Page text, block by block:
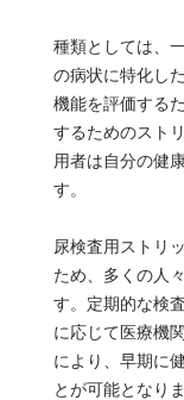
種類としては、
の病状に特化し
機能を評価する
するためのスト
用者は自分の健
す。
尿検査用ストリ
ため、多くの人
す。定期的な検
に応じて医療機
により、早期に
とが可能となり